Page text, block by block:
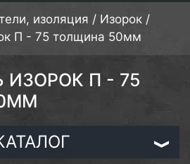
изоляция / Изорок /
П - 75 толщина 50мм
ИЗОРОК П - 75